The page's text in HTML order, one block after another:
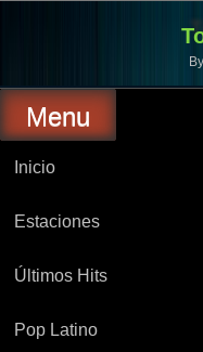
Menu
Inicio
Estaciones
Últimos Hits
Pop Latino